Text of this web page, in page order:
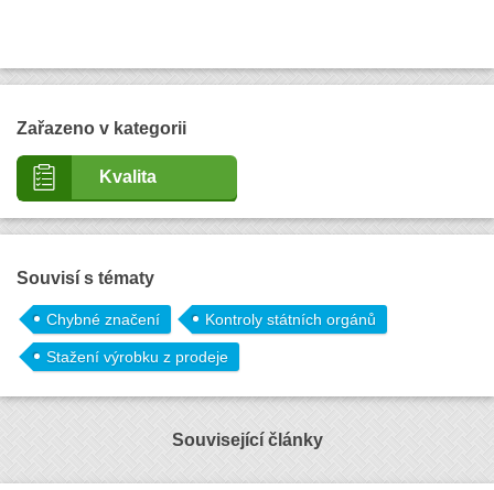
Zařazeno v kategorii
Kvalita
Souvisí s tématy
Chybné značení Kontroly státních orgánů
Stažení výrobku z prodeje
Související články